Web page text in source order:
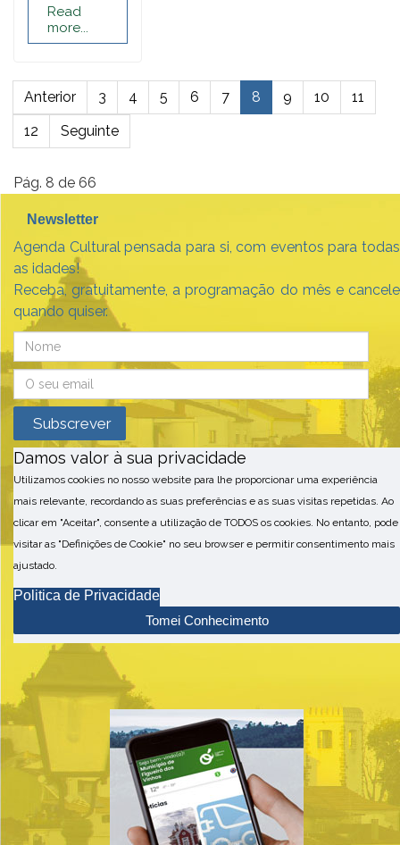
Read
more...
Anterior 3 4 5 6 7 8 9 10
11
12
Seguinte
Pág. 8 de 66
Newsletter
Agenda Cultural pensada para si, com eventos para todas
as idades!
Receba, gratuitamente, a programação do mês e cancele
quando quiser.
Damos valor à sua privacidade
Utilizamos cookies no nosso website para lhe proporcionar uma experiência
mais relevante, recordando as suas preferências e as suas visitas repetidas. Ao
clicar em "Aceitar", consente a utilização de TODOS os cookies. No entanto, pode
visitar as "Definições de Cookie" no seu browser e permitir consentimento mais
ajustado.
Politica de Privacidade
Tomei Conhecimento